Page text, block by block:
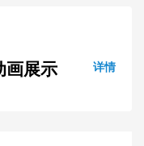
画展示 详情